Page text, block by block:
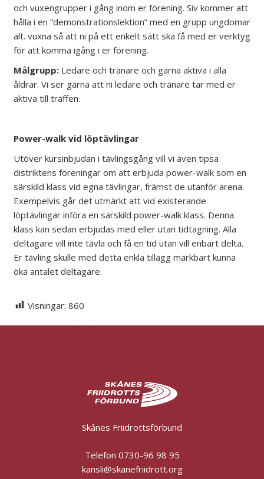
och vuxengrupper i gång inom er förening. Siv kommer att
hålla i en ”demonstrationslektion” med en grupp ungdomar
alt. vuxna så att ni på ett enkelt sätt ska få med er verktyg
för att komma igång i er förening.
Målgrupp: Ledare och tränare och gärna aktiva i alla
åldrar. Vi ser gärna att ni ledare och tränare tar med er
aktiva till träffen.
Power-walk vid löptävlingar
Utöver kursinbjudan i tävlingsgång vill vi även tipsa
distriktens föreningar om att erbjuda power-walk som en
särskild klass vid egna tävlingar, främst de utanför arena.
Exempelvis går det utmärkt att vid existerande
löptävlingar införa en särskild power-walk klass. Denna
klass kan sedan erbjudas med eller utan tidtagning. Alla
deltagare vill inte tävla och få en tid utan vill enbart delta.
Er tävling skulle med detta enkla tillägg märkbart kunna
öka antalet deltagare.
Visningar: 860
Skånes Friidrottsförbund
Telefon 0730-96 98 95
kansli@skanefriidrott.org